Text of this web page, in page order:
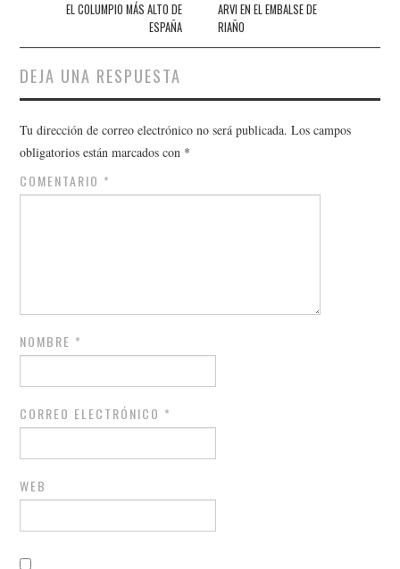
entradas
EL COLUMPIO MÁS ALTO DE
ESPAÑA
ARVI EN EL EMBALSE DE
RIAÑO
DEJA UNA RESPUESTA
Tu dirección de correo electrónico no será publicada. Los campos
obligatorios están marcados con *
COMENTARIO *
NOMBRE *
CORREO ELECTRÓNICO *
WEB